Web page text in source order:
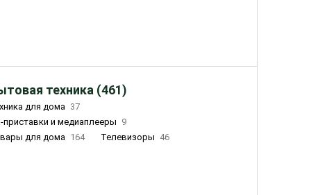
техника (461)
для дома 37
приставки и медиаплееры
9
для дома 164 Телевизоры 46